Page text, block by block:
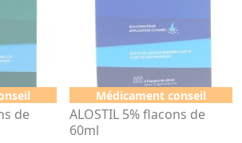
de
Médicament conseil
ALOSTIL 5% flacons de
60ml